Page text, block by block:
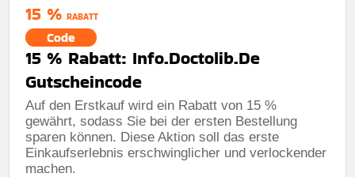
15 % RABATT
Code
15 % Rabatt: Info.Doctolib.De
Gutscheincode
Auf den Erstkauf wird ein Rabatt von 15 %
gewährt, sodass Sie bei der ersten Bestellung
sparen können. Diese Aktion soll das erste
Einkaufserlebnis erschwinglicher und verlockender
machen.